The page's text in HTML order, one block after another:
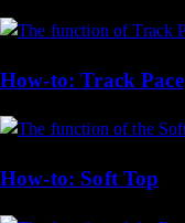
How-to: Track Pace
How-to: Soft Top